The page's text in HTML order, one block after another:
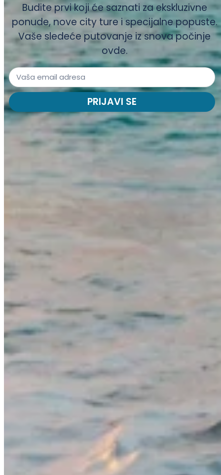
Budite prvi koji će saznati za ekskluzivne
ponude, nove city ture i specijalne popuste.
Vaše sledeće putovanje iz snova počinje
ovde.
PRIJAVI SE